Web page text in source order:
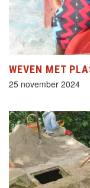
WEVEN MET
25 november 2024